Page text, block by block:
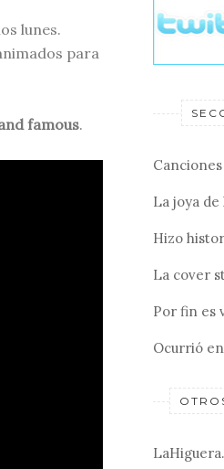
lunes.
para
famous.
La joya de
Hizo
La cover
Por fin es
Ocurrió